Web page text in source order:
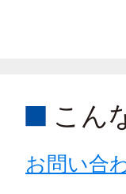
こん
お問い合